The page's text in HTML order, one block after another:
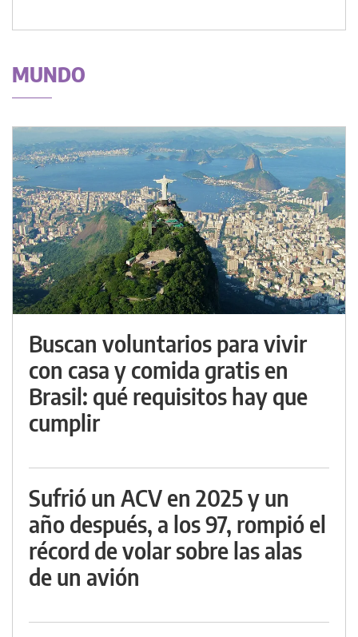
MUNDO
Buscan voluntarios para vivir
con casa y comida gratis en
Brasil: qué requisitos hay que
cumplir
Sufrió un ACV en 2025 y un
año después, a los 97, rompió el
récord de volar sobre las alas
de un avión